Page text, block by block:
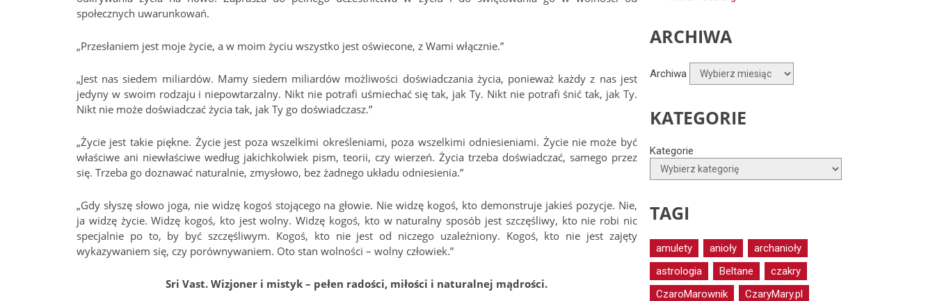
społecznych uwarunkowań.
„Przesłaniem jest moje życie, a w moim życiu wszystko jest oświecone, z Wami włącznie.”
„Jest nas siedem miliardów. Mamy siedem miliardów możliwości doświadczania życia, ponieważ każdy z nas jest
jedyny w swoim rodzaju i niepowtarzalny. Nikt nie potrafi uśmiechać się tak, jak Ty. Nikt nie potrafi śnić tak, jak Ty.
Nikt nie może doświadczać życia tak, jak Ty go doświadczasz.”
„Życie jest takie piękne. Życie jest poza wszelkimi określeniami, poza wszelkimi odniesieniami. Życie nie może być
właściwe ani niewłaściwe według jakichkolwiek pism, teorii, czy wierzeń. Życia trzeba doświadczać, samego przez
się. Trzeba go doznawać naturalnie, zmysłowo, bez żadnego układu odniesienia.”
„Gdy słyszę słowo joga, nie widzę kogoś stojącego na głowie. Nie widzę kogoś, kto demonstruje jakieś pozycje. Nie,
ja widzę życie. Widzę kogoś, kto jest wolny. Widzę kogoś, kto w naturalny sposób jest szczęśliwy, kto nie robi nic
specjalnie po to, by być szczęśliwym. Kogoś, kto nie jest od niczego uzależniony. Kogoś, kto nie jest zajęty
wykazywaniem się, czy porównywaniem. Oto stan wolności – wolny człowiek.”
Sri Vast. Wizjoner i mistyk – pełen radości, miłości i naturalnej mądrości.
ARCHIWA
Archiwa
KATEGORIE
Kategorie
TAGI
amulety anioły
archanioły
astrologia
Beltane
czakry
CzaroMarownik
CzaryMary.pl